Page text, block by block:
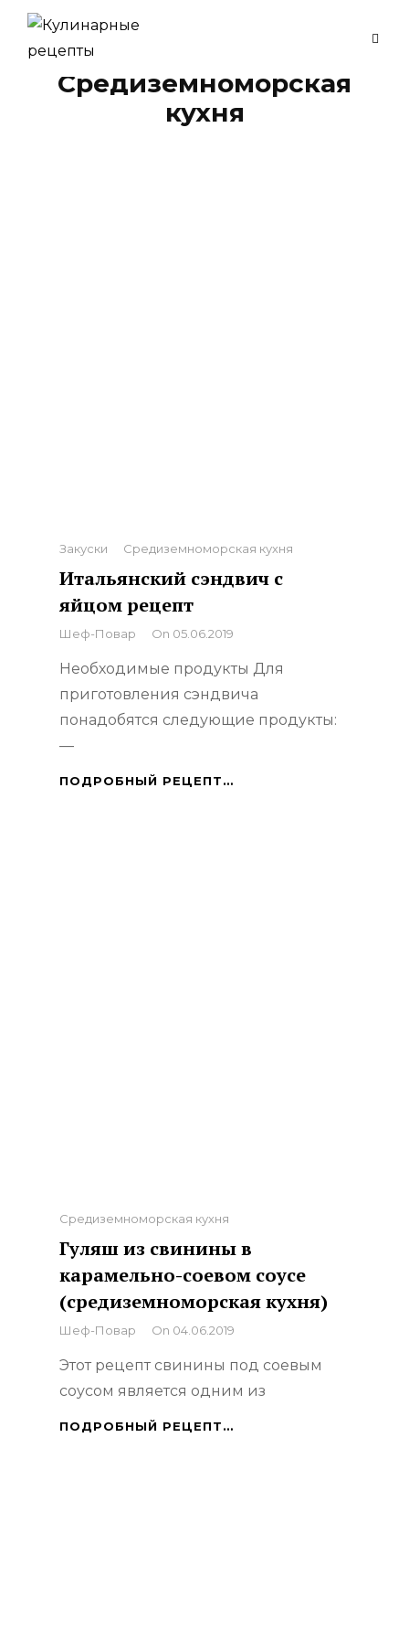
Skip
content
Средиземноморская
кухня
Categories
Закуски Средиземноморская кухня
Итальянский сэндвич с
яйцом рецепт
By
Шеф-Повар On 05.06.2019
Необходимые продукты Для
приготовления сэндвича
понадобятся следующие продукты:
—
ПОДРОБНЫЙ РЕЦЕПТ…
Categories
Средиземноморская кухня
Гуляш из свинины в
карамельно-соевом соусе
(средиземноморская кухня)
By
Шеф-Повар On 04.06.2019
Этот рецепт свинины под соевым
соусом является одним из
ПОДРОБНЫЙ РЕЦЕПТ…